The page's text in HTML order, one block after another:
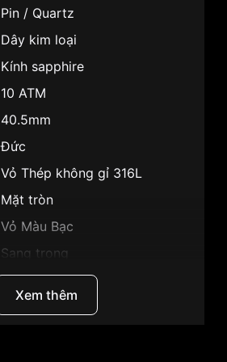
Pin / Quartz
Dây kim loại
Kính sapphire
10 ATM
40.5mm
Đức
Vỏ Thép không gỉ 316L
Mặt tròn
Vỏ Màu Bạc
Sang trọng
Dạ quang, Lịch ngày, Giờ, Phút,
Giây
Xem thêm